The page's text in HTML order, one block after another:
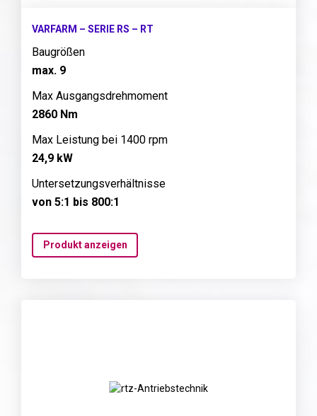
VARFARM – SERIE RS – RT
Baugrößen
max. 9
Max Ausgangsdrehmoment
2860 Nm
Max Leistung bei 1400 rpm
24,9 kW
Untersetzungsverhältnisse
von 5:1 bis 800:1
Produkt anzeigen